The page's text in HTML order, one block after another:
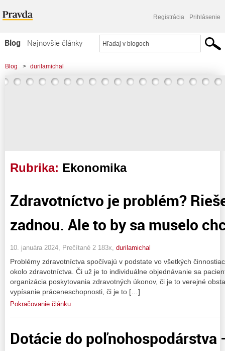
Registrácia Prihlásenie
Blog
Najnovšie články
Najčítanejšie články
Najkomentovanejšie články
Blog > durilamichal
Rubrika: Ekonomika
Zdravotníctvo je problém?
zadnou. Ale to by sa muselo
10. januára 2024, Prečítané 2 183x, durilamichal
Problémy zdravotníctva spočívajú v podstate vo všetkých
okolo zdravotníctva. Či už je to individuálne objednávanie sa
organizácia poskytovania zdravotných úkonov, či je to verejné
vypísanie práceneschopnosti, či je to […]
Pokračovanie článku
Dotácie do poľnohospodárstva